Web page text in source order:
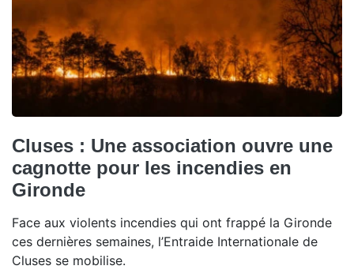
Cluses : Une association ouvre une
cagnotte pour les incendies en
Gironde
Face aux violents incendies qui ont frappé la Gironde
ces dernières semaines, l’Entraide Internationale de
Cluses se mobilise.